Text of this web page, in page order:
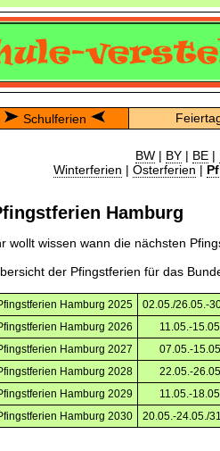
Schulferien
BW | BY | BE |
Winterferien | Osterferien |
Hamburg
wollt wissen wann die nächsten
der Pfingstferien für das
Hamburg 2025
02.05./26.05.-
Hamburg 2026
11.05.-
Hamburg 2027
07.05.-
Hamburg 2028
22.05.-
Hamburg 2029
11.05.-
Hamburg 2030
20.05.-24.05./